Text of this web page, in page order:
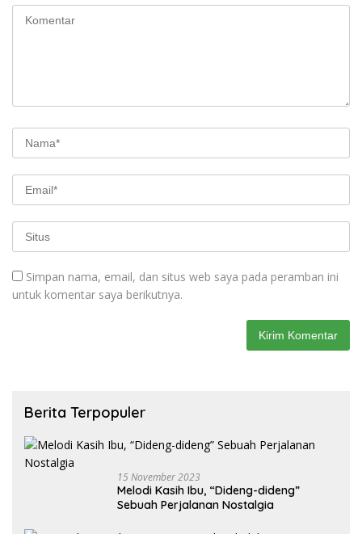
Simpan nama, email, dan situs web saya pada peramban ini
untuk komentar saya berikutnya.
Berita Terpopuler
15 November 2023
Melodi Kasih Ibu, “Dideng-dideng”
Sebuah Perjalanan Nostalgia